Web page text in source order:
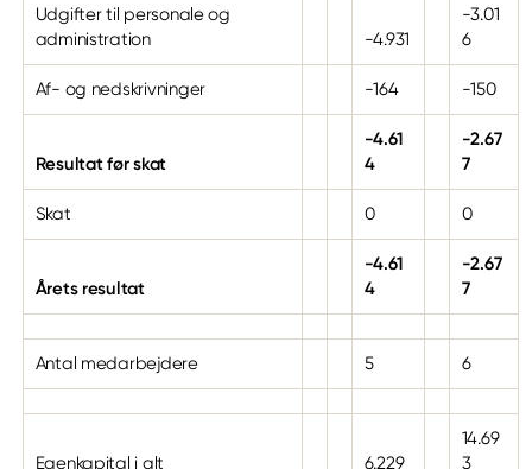
Udgifter til personale og
administration
-4.931
-3.01
6
Af- og nedskrivninger -164 -150
Resultat før skat
-4.61
4
-2.67
7
Skat 0 0
Årets resultat
-4.61
4
-2.67
7
Antal medarbejdere 5 6
Egenkapital i alt 6.229
14.69
3